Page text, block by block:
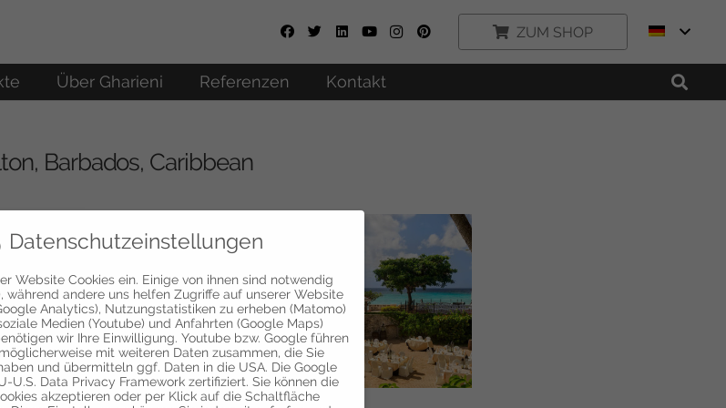
ZUM SHOP
Über Gharieni Referenzen Kontakt
Barbados, Caribbean
Datenschutzeinstellungen
Website Cookies ein. Einige von ihnen sind notwendig
während andere uns helfen Zugriffe auf unserer Website
Analytics), Nutzungstatistiken zu erheben (Matomo)
Medien (Youtube) und Anfahrten (Google Maps)
wir Ihre Einwilligung. Youtube bzw. Google führen
mit weiteren Daten zusammen, die Sie
und übermitteln ggf. Daten in die USA. Die Google
U.S. Data Privacy Framework zertifiziert. Sie können die
akzeptieren oder per Klick auf die Schaltfläche